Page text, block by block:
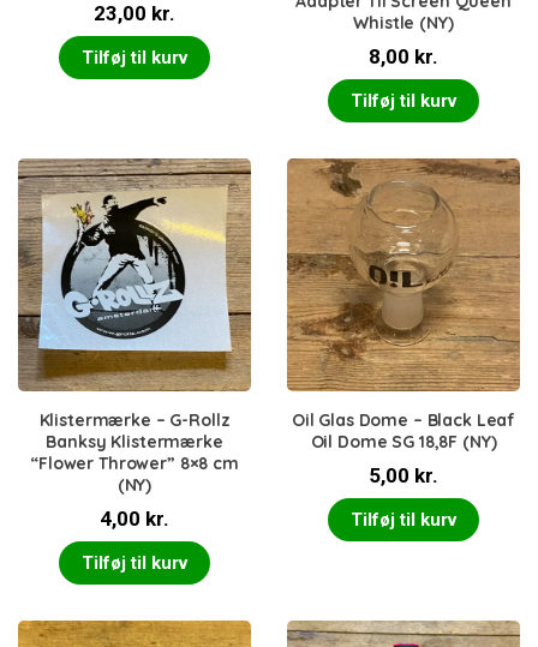
23,00 kr.
Tilføj til kurv
Whistle (NY)
8,00 kr.
Tilføj til kurv
Klistermærke – G-Rollz
Banksy Klistermærke
“Flower Thrower” 8×8 cm
(NY)
4,00 kr.
Tilføj til kurv
Oil Glas Dome – Black Leaf
Oil Dome SG 18,8F (NY)
5,00 kr.
Tilføj til kurv